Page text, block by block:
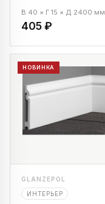
В 40 × Г 15 × Д 2400 мм
405 ₽
НОВИНКА
GLANZEPOL
ИНТЕРЬЕР